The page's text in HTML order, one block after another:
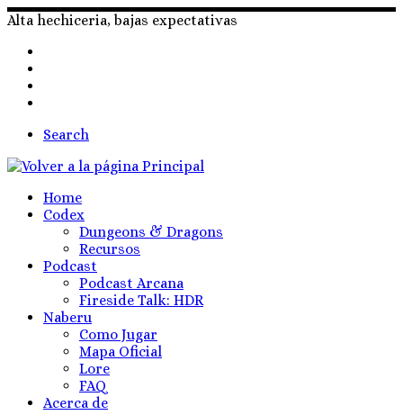
Skip
content
Alta hechiceria, bajas expectativas
Search
Home
Codex
Dungeons & Dragons
Recursos
Podcast
Podcast Arcana
Fireside Talk: HDR
Naberu
Como Jugar
Mapa Oficial
Lore
FAQ
Acerca de